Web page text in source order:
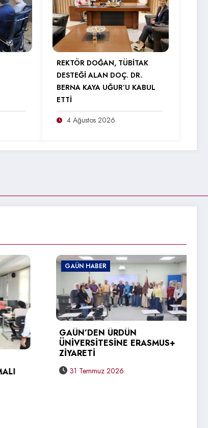
REKTÖR DOĞAN, TÜBİTAK
DESTEĞİ ALAN DOÇ. DR.
BERNA KAYA UĞUR’U KABUL
ETTİ
4 Ağustos 2026
GAÜN HABER
GAÜN’DEN ÜRDÜN
ÜNİVERSİTESİNE ERASMUS+
ZİYARETİ
31 Temmuz 2026